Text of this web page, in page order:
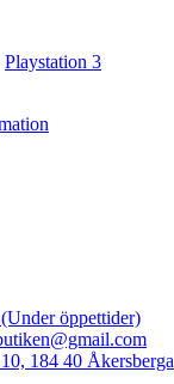
Playstation 3
öppettider)
184 40 Åkersberga